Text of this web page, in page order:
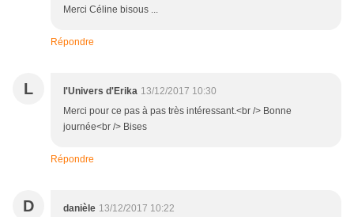
Merci Céline bisous ...
Répondre
L l'Univers d'Erika 13/12/2017 10:30
Merci pour ce pas à pas très intéressant.<br /> Bonne
journée<br /> Bises
Répondre
D danièle 13/12/2017 10:22